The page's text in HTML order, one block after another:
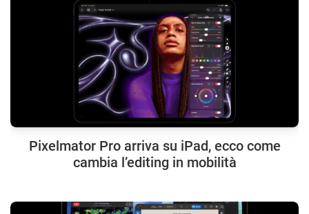
Pixelmator Pro arriva su iPad, ecco come
cambia l’editing in mobilità